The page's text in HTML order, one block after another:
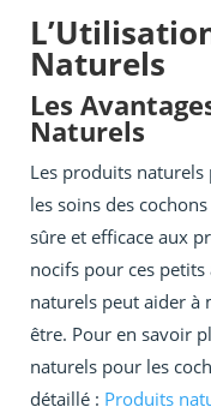
Naturels
Les
Naturels
Les produits
les soins des
sûre et efficace aux
nocifs pour ces
naturels peut aider à
être. Pour en savoir
naturels pour les
détaillé : Produits